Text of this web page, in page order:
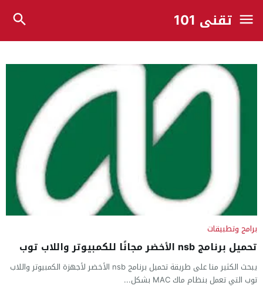
تقني 101
برامج وتطبيقات
تحميل برنامج nsb الأخضر مجانًا للكمبيوتر واللاب توب
يبحث الكثير منا على طريقة تحميل برنامج nsb الأخضر لأجهزة الكمبيوتر واللاب
توب التي تعمل بنظام ماك MAC بشكل...